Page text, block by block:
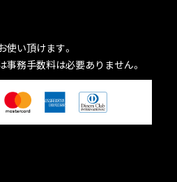
い頂けます。
務手数料は必要ありません。